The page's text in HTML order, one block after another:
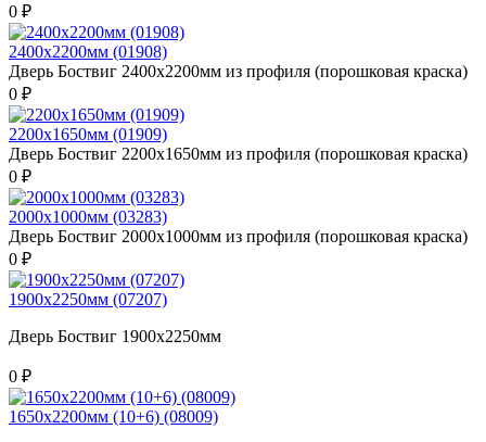
0 ₽
2400х2200мм (01908)
Дверь Боствиг 2400х2200мм из профиля (порошковая краска)
0 ₽
2200х1650мм (01909)
Дверь Боствиг 2200х1650мм из профиля (порошковая краска)
0 ₽
2000х1000мм (03283)
Дверь Боствиг 2000х1000мм из профиля (порошковая краска)
0 ₽
1900х2250мм (07207)
Дверь Боствиг 1900х2250мм
0 ₽
1650х2200мм (10+6) (08009)